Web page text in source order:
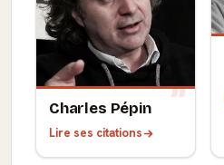
Charles Pépin
Lire ses citations